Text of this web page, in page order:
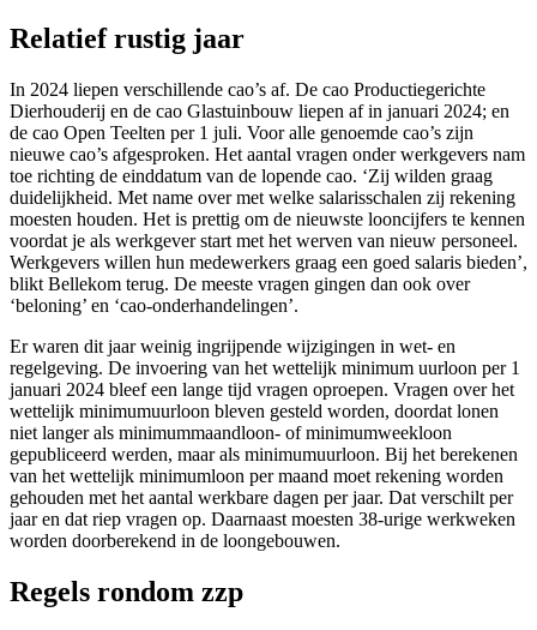
Relatief rustig jaar
In 2024 liepen verschillende cao’s af. De cao Productiegerichte
Dierhouderij en de cao Glastuinbouw liepen af in januari 2024; en
de cao Open Teelten per 1 juli. Voor alle genoemde cao’s zijn
nieuwe cao’s afgesproken. Het aantal vragen onder werkgevers nam
toe richting de einddatum van de lopende cao. ‘Zij wilden graag
duidelijkheid. Met name over met welke salarisschalen zij rekening
moesten houden. Het is prettig om de nieuwste looncijfers te kennen
voordat je als werkgever start met het werven van nieuw personeel.
Werkgevers willen hun medewerkers graag een goed salaris bieden’,
blikt Bellekom terug. De meeste vragen gingen dan ook over
‘beloning’ en ‘cao-onderhandelingen’.
Er waren dit jaar weinig ingrijpende wijzigingen in wet- en
regelgeving. De invoering van het wettelijk minimum uurloon per 1
januari 2024 bleef een lange tijd vragen oproepen. Vragen over het
wettelijk minimumuurloon bleven gesteld worden, doordat lonen
niet langer als minimummaandloon- of minimumweekloon
gepubliceerd werden, maar als minimumuurloon. Bij het berekenen
van het wettelijk minimumloon per maand moet rekening worden
gehouden met het aantal werkbare dagen per jaar. Dat verschilt per
jaar en dat riep vragen op. Daarnaast moesten 38-urige werkweken
worden doorberekend in de loongebouwen.
Regels rondom zzp